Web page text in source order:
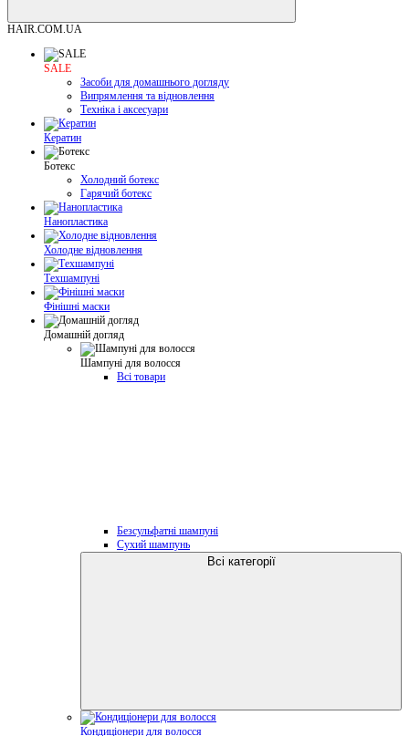
HAIR.COM.UA
SALE
Засоби для домашнього догляду
Випрямлення та відновлення
Техніка і аксесуари
Кератин
Ботекс
Холодний ботекс
Гарячий ботекс
Нанопластика
Холодне відновлення
Техшампуні
Фінішні маски
Домашній догляд
Шампуні для волосся
Всі товари
Безсульфатні шампуні
Сухий шампунь
Всі категорії
Кондиціонери для волосся